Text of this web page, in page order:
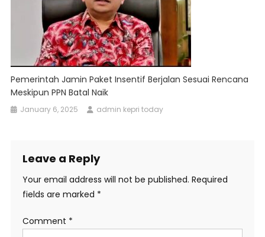
Pemerintah Jamin Paket Insentif Berjalan Sesuai Rencana
Meskipun PPN Batal Naik
January 6, 2025 admin kepri today
Leave a Reply
Your email address will not be published. Required
fields are marked *
Comment *